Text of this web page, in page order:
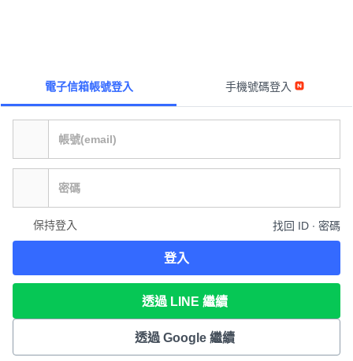
電子信箱帳號登入 手機號碼登入
保持登入 找回 ID ∙ 密碼
登入
透過 LINE 繼續
透過 Google 繼續